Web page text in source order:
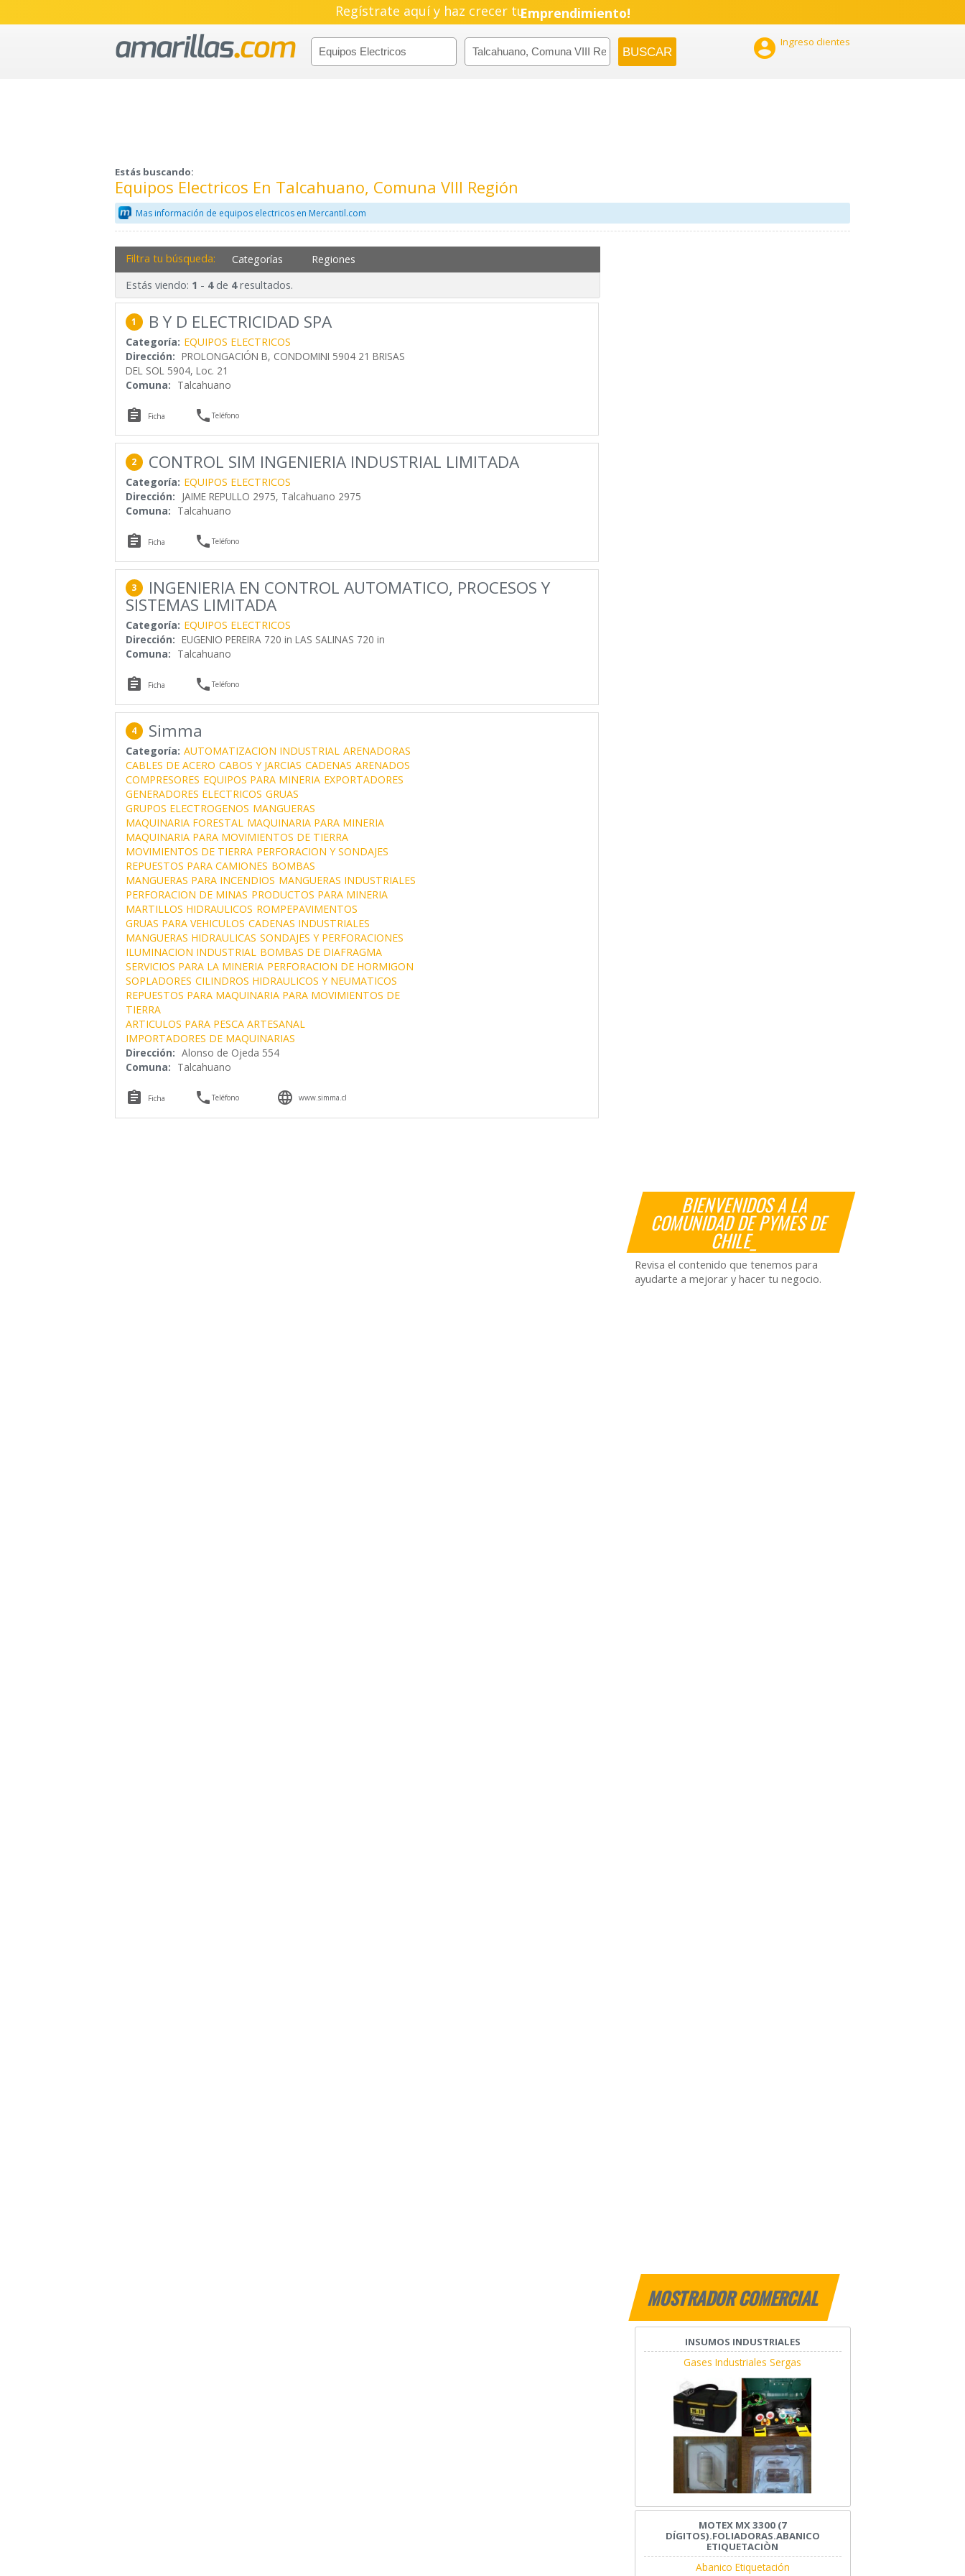
Regístrate aquí y haz crecer tuEmprendimiento!
 Ingreso clientes
Estás buscando:
Equipos Electricos En Talcahuano, Comuna VIII Región
Mas información de equipos electricos en Mercantil.com
BIENVENIDOS A LA
COMUNIDAD DE PYMES DE
CHILE_
Revisa el contenido que tenemos para
ayudarte a mejorar y hacer tu negocio.
MOSTRADOR COMERCIAL
INSUMOS INDUSTRIALES
Gases Industriales Sergas
MOTEX MX 3300 (7
DÍGITOS).FOLIADORAS.ABANICO
ETIQUETACIÒN
Abanico Etiquetación
Filtra tu búsqueda: Categorías Regiones
Estás viendo: 1 - 4de 4resultados.
1 B Y D ELECTRICIDAD SPA
Categoría: EQUIPOS ELECTRICOS
Dirección: PROLONGACIÓN B, CONDOMINI 5904 21 BRISAS
DEL SOL 5904, Loc. 21
Comuna: Talcahuano
 Ficha Teléfono
2 CONTROL SIM INGENIERIA INDUSTRIAL LIMITADA
Categoría: EQUIPOS ELECTRICOS
Dirección: JAIME REPULLO 2975, Talcahuano 2975
Comuna: Talcahuano
 Ficha Teléfono
3 INGENIERIA EN CONTROL AUTOMATICO, PROCESOS Y
SISTEMAS LIMITADA
Categoría: EQUIPOS ELECTRICOS
Dirección: EUGENIO PEREIRA 720 in LAS SALINAS 720 in
Comuna: Talcahuano
 Ficha Teléfono
4 Simma
Categoría: AUTOMATIZACION INDUSTRIAL ARENADORAS
CABLES DE ACERO CABOS Y JARCIAS CADENAS ARENADOS
COMPRESORES EQUIPOS PARA MINERIA EXPORTADORES
GENERADORES ELECTRICOS GRUAS
GRUPOS ELECTROGENOS MANGUERAS
MAQUINARIA FORESTAL MAQUINARIA PARA MINERIA
MAQUINARIA PARA MOVIMIENTOS DE TIERRA
MOVIMIENTOS DE TIERRA PERFORACION Y SONDAJES
REPUESTOS PARA CAMIONES BOMBAS
MANGUERAS PARA INCENDIOS MANGUERAS INDUSTRIALES
PERFORACION DE MINAS PRODUCTOS PARA MINERIA
MARTILLOS HIDRAULICOS ROMPEPAVIMENTOS
GRUAS PARA VEHICULOS CADENAS INDUSTRIALES
MANGUERAS HIDRAULICAS SONDAJES Y PERFORACIONES
ILUMINACION INDUSTRIAL BOMBAS DE DIAFRAGMA
SERVICIOS PARA LA MINERIA PERFORACION DE HORMIGON
SOPLADORES CILINDROS HIDRAULICOS Y NEUMATICOS
REPUESTOS PARA MAQUINARIA PARA MOVIMIENTOS DE
TIERRA
ARTICULOS PARA PESCA ARTESANAL
IMPORTADORES DE MAQUINARIAS
Dirección: Alonso de Ojeda 554
Comuna: Talcahuano
 Ficha Teléfono  www.simma.cl